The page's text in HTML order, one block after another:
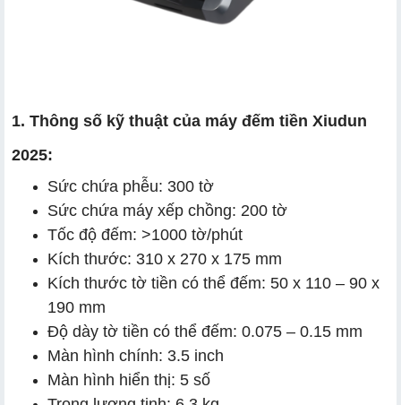
1. Thông số kỹ thuật của máy đếm tiền Xiudun
2025:
Sức chứa phễu: 300 tờ
Sức chứa máy xếp chồng: 200 tờ
Tốc độ đếm: >1000 tờ/phút
Kích thước: 310 x 270 x 175 mm
Kích thước tờ tiền có thể đếm: 50 x 110 – 90 x
190 mm
Độ dày tờ tiền có thể đếm: 0.075 – 0.15 mm
Màn hình chính: 3.5 inch
Màn hình hiển thị: 5 số